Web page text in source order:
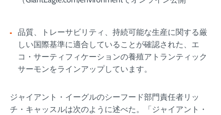
品質、トレーサビリティ、持続可能な生産に関する厳
しい国際基準に適合していることが確認された、エ
コ・サーティフィケーションの養殖アトランティック
サーモンをラインアップしています。
ジャイアント・イーグルのシーフード部門責任者リッ
チ・キャッスルは次のように述べた。「ジャイアント・